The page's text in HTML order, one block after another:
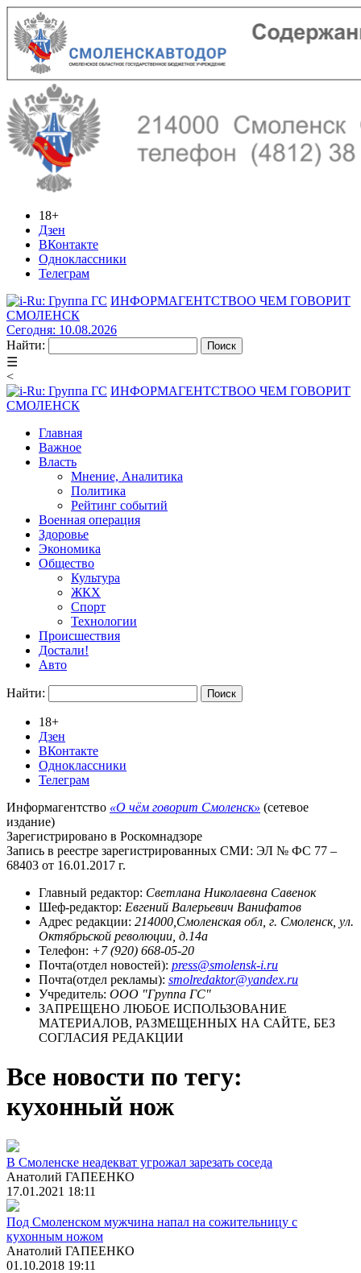
18+
Дзен
ВКонтакте
Одноклассники
Телеграм
ИНФОРМАГЕНТСТВОО ЧЕМ ГОВОРИТ
СМОЛЕНСК
Сегодня: 10.08.2026
Найти:
☰
<
ИНФОРМАГЕНТСТВОО ЧЕМ ГОВОРИТ
СМОЛЕНСК
Главная
Важное
Власть
Мнение, Аналитика
Политика
Рейтинг событий
Военная операция
Здоровье
Экономика
Общество
Культура
ЖКХ
Спорт
Технологии
Происшествия
Достали!
Авто
Найти:
18+
Дзен
ВКонтакте
Одноклассники
Телеграм
Информагентство «О чём говорит Смоленск» (сетевое
издание)
Зарегистрировано в Роскомнадзоре
Запись в реестре зарегистрированных СМИ: ЭЛ № ФС 77 –
68403 от 16.01.2017 г.
Главный редактор: Светлана Николаевна Савенок
Шеф-редактор: Евгений Валерьевич Ванифатов
Адрес редакции: 214000,Смоленская обл, г. Смоленск, ул.
Октябрьской революции, д.14а
Телефон: +7 (920) 668-05-20
Почта(отдел новостей): press@smolensk-i.ru
Почта(отдел рекламы): smolredaktor@yandex.ru
Учредитель: ООО "Группа ГС"
ЗАПРЕЩЕНО ЛЮБОЕ ИСПОЛЬЗОВАНИЕ
МАТЕРИАЛОВ, РАЗМЕЩЕННЫХ НА САЙТЕ, БЕЗ
СОГЛАСИЯ РЕДАКЦИИ
Все новости по тегу:
кухонный нож
В Смоленске неадекват угрожал зарезать соседа
Анатолий ГАПЕЕНКО
17.01.2021 18:11
Под Смоленском мужчина напал на сожительницу с
кухонным ножом
Анатолий ГАПЕЕНКО
01.10.2018 19:11